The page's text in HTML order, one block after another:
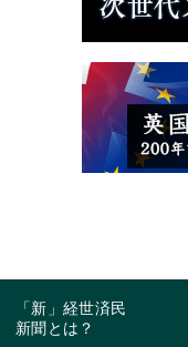
「新」経世済民
新聞とは？